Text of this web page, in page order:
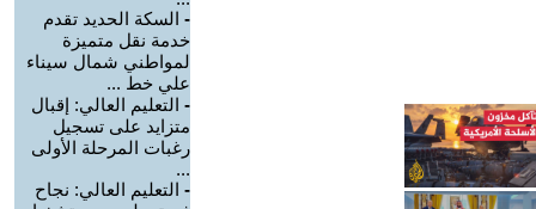
- السكة الحديد تقدم
خدمة نقل متميزة
لمواطني شمال سيناء
علي خط ...
- التعليم العالي: إقبال
متزايد على تسجيل
رغبات المرحلة الأولى
...
- التعليم العالي: نجاح